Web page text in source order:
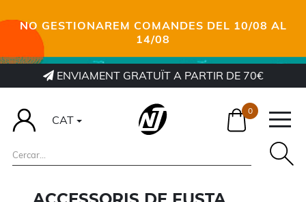
NO GESTIONAREM COMANDES DEL 10/08 AL
14/08
ENVIAMENT GRATUÏT A PARTIR DE 70€
CAT
0